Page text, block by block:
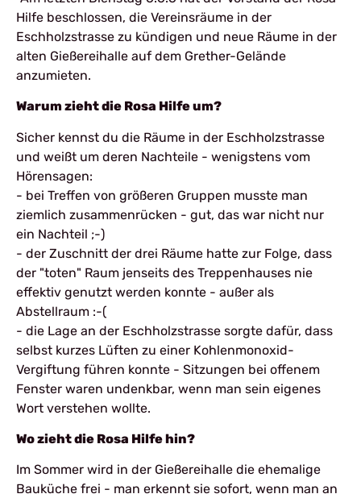
Hilfe beschlossen, die Vereinsräume in der
Eschholzstrasse zu kündigen und neue Räume in der
alten Gießereihalle auf dem Grether-Gelände
anzumieten.
Warum zieht die Rosa Hilfe um?
Sicher kennst du die Räume in der Eschholzstrasse
und weißt um deren Nachteile - wenigstens vom
Hörensagen:
- bei Treffen von größeren Gruppen musste man
ziemlich zusammenrücken - gut, das war nicht nur
ein Nachteil ;-)
- der Zuschnitt der drei Räume hatte zur Folge, dass
der "toten" Raum jenseits des Treppenhauses nie
effektiv genutzt werden konnte - außer als
Abstellraum :-(
- die Lage an der Eschholzstrasse sorgte dafür, dass
selbst kurzes Lüften zu einer Kohlenmonoxid-
Vergiftung führen konnte - Sitzungen bei offenem
Fenster waren undenkbar, wenn man sein eigenes
Wort verstehen wollte.
Wo zieht die Rosa Hilfe hin?
Im Sommer wird in der Gießereihalle die ehemalige
Bauküche frei - man erkennt sie sofort, wenn man an